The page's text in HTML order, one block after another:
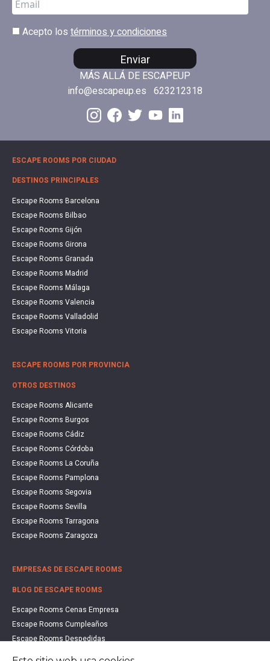
Acepto los términos y condiciones
Enviar
MÁS ALLÁ DE ESCAPEUP
info@escapeup.es 623212318
ESCAPE ROOMS POR CIUDAD
DESTINOS PRINCIPALES
Escape Rooms Barcelona
Escape Rooms Bilbao
Escape Rooms Gijón
Escape Rooms Girona
Escape Rooms Granada
Escape Rooms Madrid
Escape Rooms Málaga
Escape Rooms Valencia
Escape Rooms Valladolid
Escape Rooms Vitoria
ESCAPE ROOMS POR PROVINCIA
OTROS DESTINOS
Escape Rooms Alicante
Escape Rooms Burgos
Escape Rooms Cádiz
Escape Rooms Córdoba
Escape Rooms La Coruña
Escape Rooms Pamplona
Escape Rooms Segovia
Escape Rooms Sevilla
Escape Rooms Tarragona
Escape Rooms Zaragoza
EMPRESAS DE ESCAPE ROOMS
BLOG DE ESCAPE ROOMS
Escape Rooms Cenas Empresa
Escape Rooms Cumpleaños
Escape Rooms Despedidas